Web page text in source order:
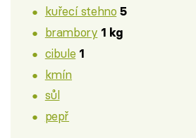
kuřecí stehno 5
brambory 1 kg
cibule 1
kmín
sůl
pepř